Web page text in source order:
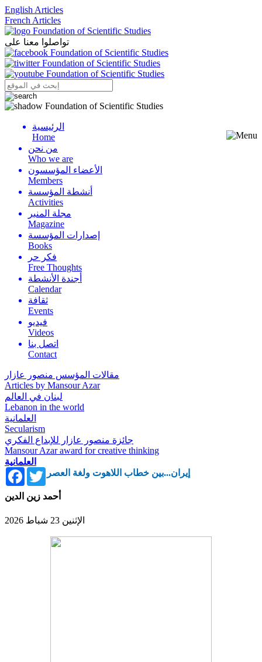
English Articles
French Articles
تواصلوا معنا على
Menu
الرئيسية
Home
من نحن
Who we are
الأعضاء المؤسسون
Members
أنشطة المؤسسة
Activities
مجلة المنبر
Magazine
إصدارات المؤسسة
Books
فكر حر
Free Thoughts
أجندة الأنشطة
Calendar
ثقافة
Events
فيديو
Videos
اتصل بنا
Contact
مقالات المؤسس منصور عازار
Articles by Mansour Azar
لبنان في العالم
Lebanon in the world
العلمانية
Secularism
جائزة منصور عازار للإبداع الفكري
Mansour Azar award for creative thinking
العلمانية
FacebookTwitter
إيران...بين خطاب اللاهوت ولغة العصر
أحمد زين الدين
الإثنين 23 شباط 2026